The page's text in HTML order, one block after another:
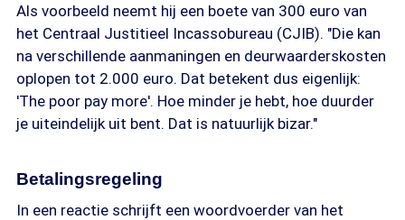
Als voorbeeld neemt hij een boete van 300 euro van
het Centraal Justitieel Incassobureau (CJIB). "Die kan
na verschillende aanmaningen en deurwaarderskosten
oplopen tot 2.000 euro. Dat betekent dus eigenlijk:
'The poor pay more'. Hoe minder je hebt, hoe duurder
je uiteindelijk uit bent. Dat is natuurlijk bizar."
Betalingsregeling
In een reactie schrijft een woordvoerder van het